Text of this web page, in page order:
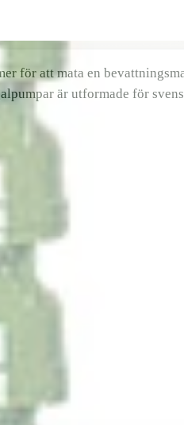
för att mata en
är utformade för